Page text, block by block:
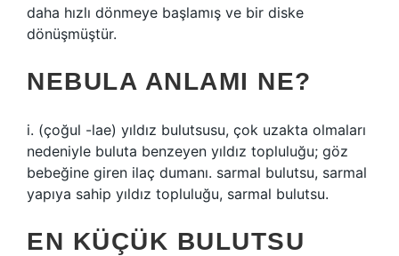
daha hızlı dönmeye başlamış ve bir diske
dönüşmüştür.
NEBULA ANLAMI NE?
i. (çoğul -lae) yıldız bulutsusu, çok uzakta olmaları
nedeniyle buluta benzeyen yıldız topluluğu; göz
bebeğine giren ilaç dumanı. sarmal bulutsu, sarmal
yapıya sahip yıldız topluluğu, sarmal bulutsu.
EN KÜÇÜK BULUTSU